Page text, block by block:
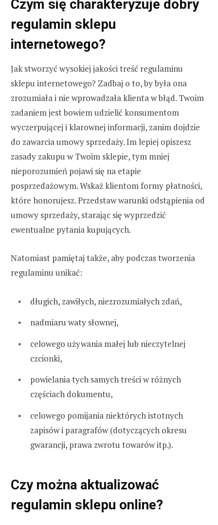
Czym się charakteryzuje dobry
regulamin sklepu
internetowego?
Jak stworzyć wysokiej jakości treść regulaminu
sklepu internetowego? Zadbaj o to, by była ona
zrozumiała i nie wprowadzała klienta w błąd. Twoim
zadaniem jest bowiem udzielić konsumentom
wyczerpującej i klarownej informacji, zanim dojdzie
do zawarcia umowy sprzedaży. Im lepiej opiszesz
zasady zakupu w Twoim sklepie, tym mniej
nieporozumień pojawi się na etapie
posprzedażowym. Wskaż klientom formy płatności,
które honorujesz. Przedstaw warunki odstąpienia od
umowy sprzedaży, starając się wyprzedzić
ewentualne pytania kupujących.
Natomiast pamiętaj także, aby podczas tworzenia
regulaminu unikać:
długich, zawiłych, niezrozumiałych zdań,
nadmiaru waty słownej,
celowego używania małej lub nieczytelnej
czcionki,
powielania tych samych treści w różnych
częściach dokumentu,
celowego pomijania niektórych istotnych
zapisów i paragrafów (dotyczących okresu
gwarancji, prawa zwrotu towarów itp.).
Czy można aktualizować
regulamin sklepu online?